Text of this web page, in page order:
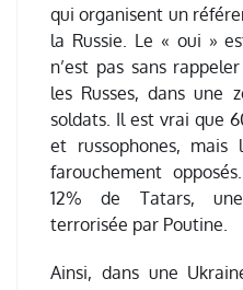
qui organisent un
la Russie. Le « oui »
n’est pas sans
les Russes, dans une
soldats. Il est vrai que
et russophones,
farouchement
12% de Tatars,
terrorisée par Poutine.
Ainsi, dans une